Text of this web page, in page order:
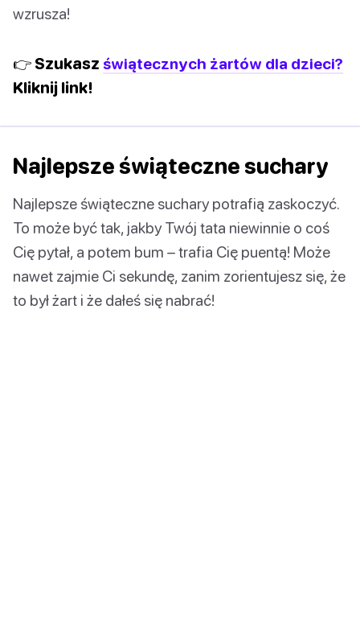
wzrusza!
👉 Szukasz świątecznych żartów dla dzieci?
Kliknij link!
Najlepsze świąteczne suchary
Najlepsze świąteczne suchary potrafią zaskoczyć.
To może być tak, jakby Twój tata niewinnie o coś
Cię pytał, a potem bum – trafia Cię puentą! Może
nawet zajmie Ci sekundę, zanim zorientujesz się, że
to był żart i że dałeś się nabrać!